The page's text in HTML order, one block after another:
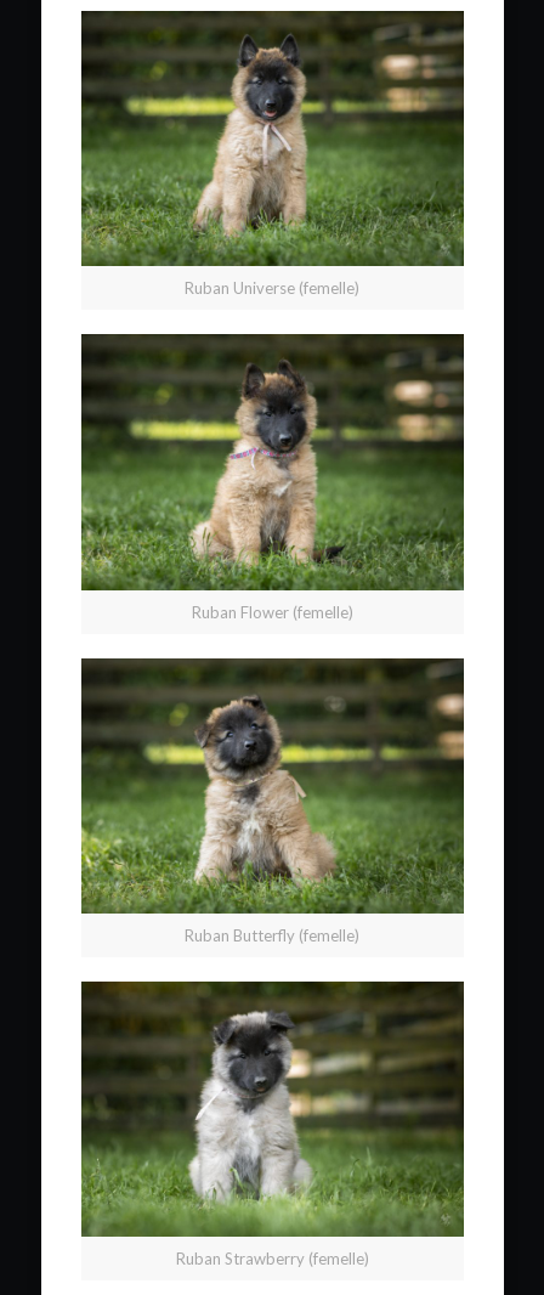
Ruban Universe (femelle)
Ruban Flower (femelle)
Ruban Butterfly (femelle)
Ruban Strawberry (femelle)